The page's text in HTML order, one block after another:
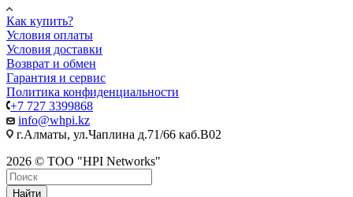
Как купить?
Условия оплаты
Условия доставки
Возврат и обмен
Гарантия и сервис
Политика конфиденциальности
+7 727 3399868
info@whpi.kz
г.Алматы, ул.Чаплина д.71/66 каб.B02
2026 © ТОО "HPI Networks"
Найти